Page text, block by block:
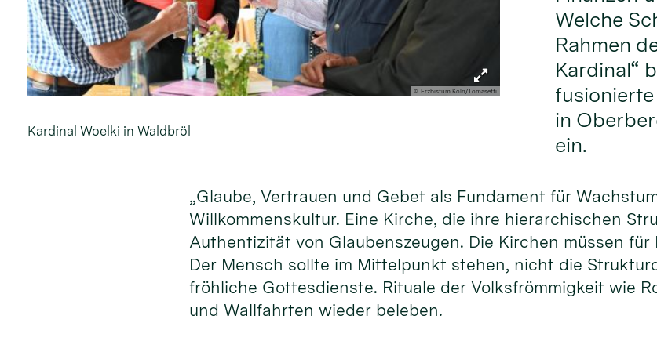
© Erzbistum Köln/Tomasetti
Kardinal Woelki in Waldbröl
Welche
Rahmen
Kardinal“
in
ein.
„Glaube, Vertrauen und Gebet als Fundament für
Willkommenskultur. Eine Kirche, die ihre hierarchischen
Authentizität von Glaubenszeugen. Die Kirchen müssen
Der Mensch sollte im Mittelpunkt stehen, nicht die
fröhliche Gottesdienste. Rituale der Volksfrömmigkeit wie
und Wallfahrten wieder beleben.